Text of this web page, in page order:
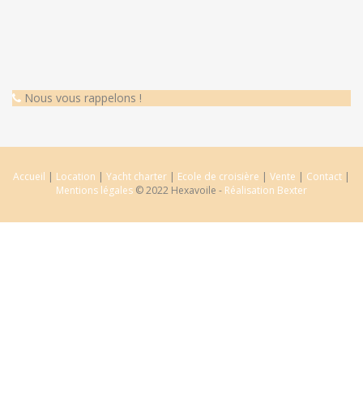
Nous vous rappelons !
Accueil | Location | Yacht charter | Ecole de croisière | Vente | Contact |
Mentions légales © 2022 Hexavoile - Réalisation Bexter